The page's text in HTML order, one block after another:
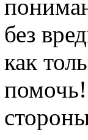
без
как